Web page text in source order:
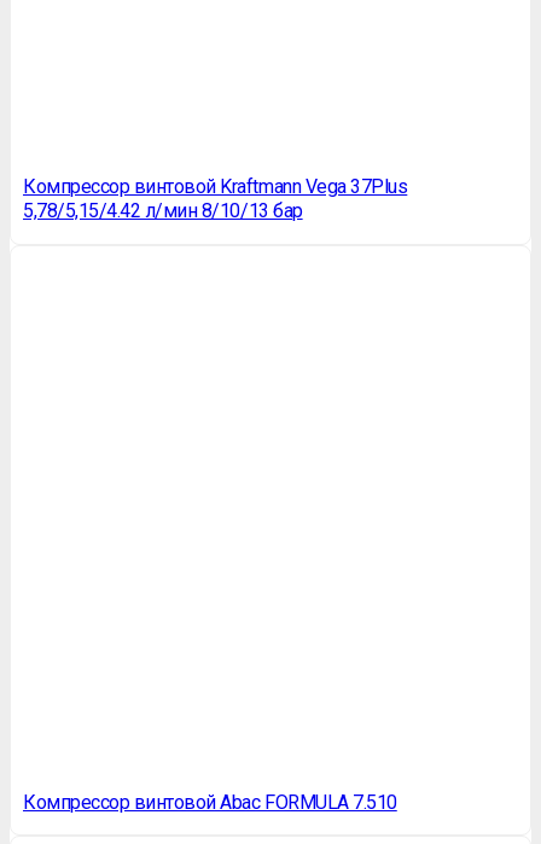
Компрессор винтовой Kraftmann Vega 37Plus
5,78/5,15/4.42 л/мин 8/10/13 бар
Компрессор винтовой Abac FORMULA 7.510